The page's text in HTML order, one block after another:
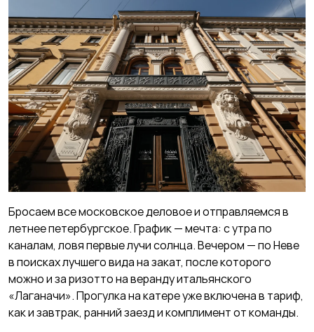
Бросаем все московское деловое и отправляемся в
летнее петербургское. График — мечта: c утра по
каналам, ловя первые лучи солнца. Вечером — по Неве
в поисках лучшего вида на закат, после которого
можно и за ризотто на веранду итальянского
«Лаганачи». Прогулка на катере уже включена в тариф,
как и завтрак, ранний заезд и комплимент от команды.